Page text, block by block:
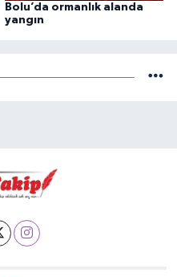
Bolu’da ormanlık alanda
yangın